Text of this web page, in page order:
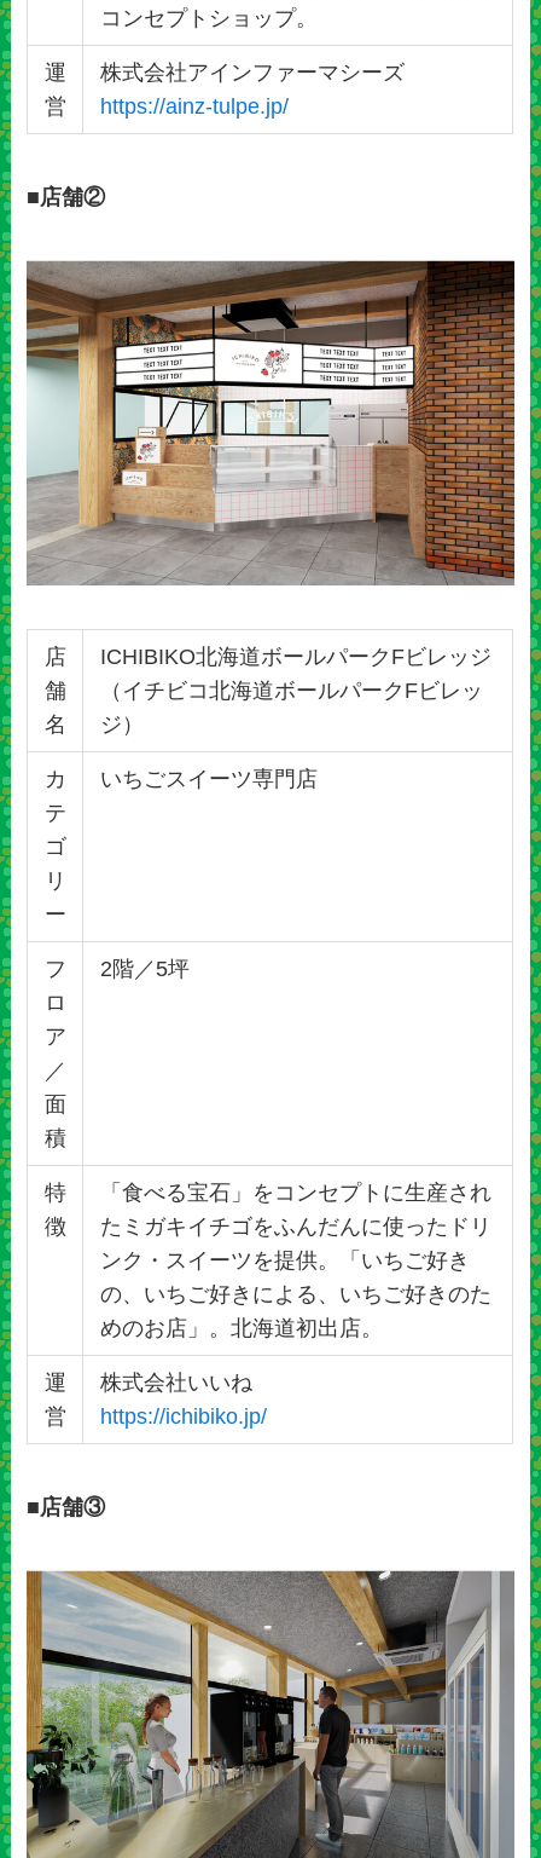
コンセプトショップ。
運
営
株式会社アインファーマシーズ
https://ainz-tulpe.jp/
■店舗②
店
舗
名
ICHIBIKO北海道ボールパークFビレッジ
（イチビコ北海道ボールパークFビレッ
ジ）
カ
テ
ゴ
リ
ー
いちごスイーツ専門店
フ
ロ
ア
／
面
積
2階／5坪
特
徴
「食べる宝石」をコンセプトに生産され
たミガキイチゴをふんだんに使ったドリ
ンク・スイーツを提供。「いちご好き
の、いちご好きによる、いちご好きのた
めのお店」。北海道初出店。
運
営
株式会社いいね
https://ichibiko.jp/
■店舗③